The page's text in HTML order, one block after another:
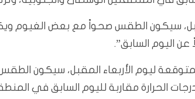
سيكون الطقس صحواً مع بعض الغيوم
عن اليوم السابق”.
ليوم الأربعاء المقبل، سيكون
الحرارة مقاربة لليوم السابق في